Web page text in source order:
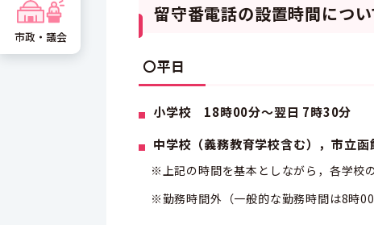
留守番電話の設置時間につい
〇平日
小学校 18時00分～翌日 7時30分
中学校（義務教育学校含む），市立
※上記の時間を基本としながら，各学校
※勤務時間外（一般的な勤務時間は8時00
市政・議会